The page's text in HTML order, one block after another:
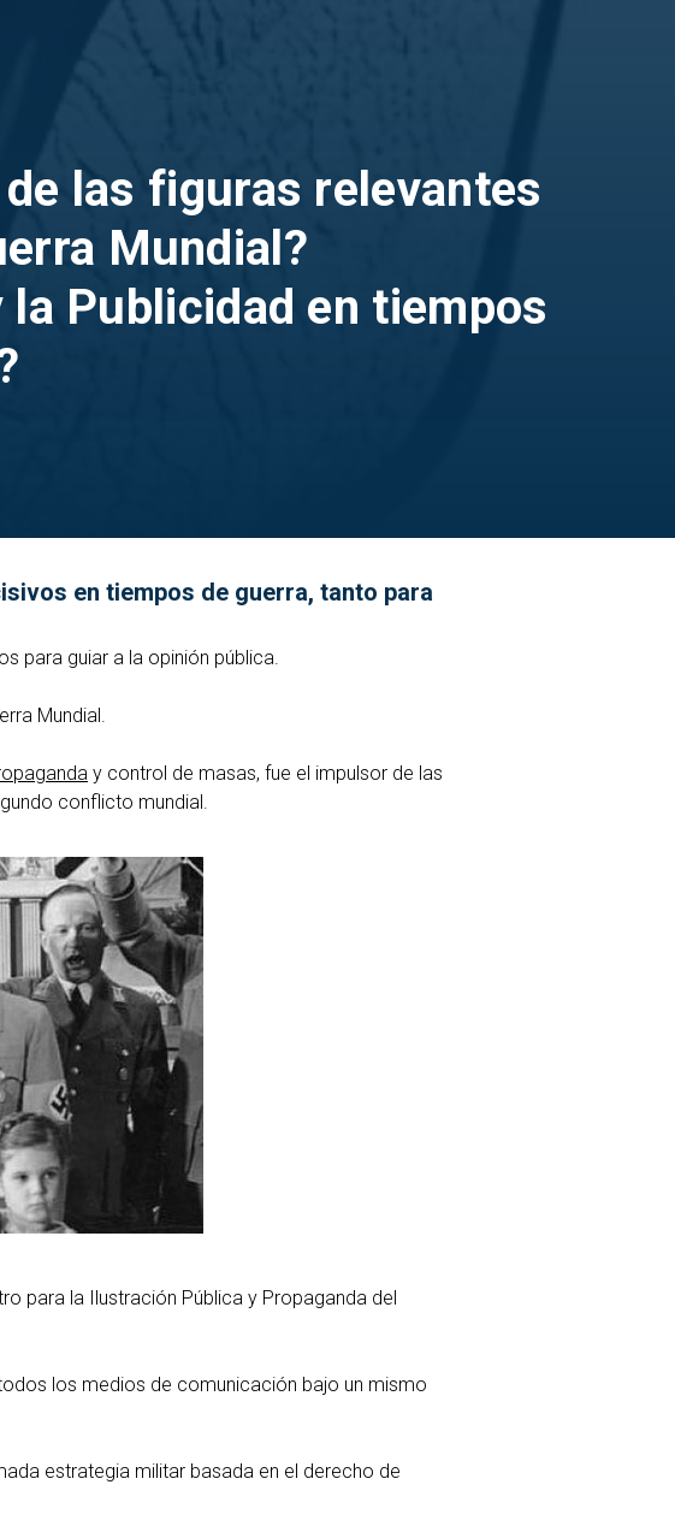
las figuras relevantes
Mundial?
Publicidad en tiempos
en tiempos de guerra, tanto para
para guiar a la opinión pública.
Mundial.
y control de masas, fue el impulsor de las
conflicto mundial.
para la Ilustración Pública y Propaganda del
los medios de comunicación bajo un mismo
estrategia militar basada en el derecho de